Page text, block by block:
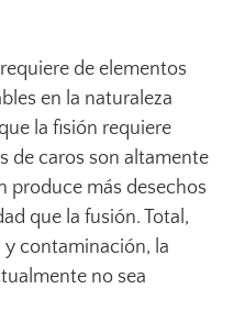
de elementos
en la naturaleza
la fisión requiere
de caros son altamente
produce más desechos
que la fusión. Total,
contaminación, la
no sea